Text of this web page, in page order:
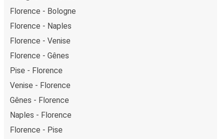
Florence - Bologne
Florence - Naples
Florence - Venise
Florence - Gênes
Pise - Florence
Venise - Florence
Gênes - Florence
Naples - Florence
Florence - Pise